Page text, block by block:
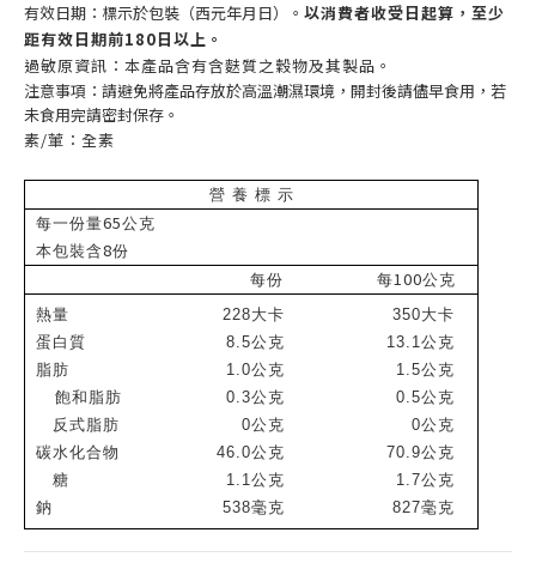
有效日期：標示於包裝（西元年月日）。 以消費者收受日起算，至少
距有效日期前180日以上。
過敏原資訊：本產品含有含麩質之穀物及其製品。
注意事項：請避免將產品存放於高溫潮濕環境，開封後請儘早食用，若
未食用完請密封保存。
素/葷：全素
營 養 標 示
每一份量65公克
本包裝含8份
每份
每100公克
熱量
蛋白質
脂肪
飽和脂肪
反式脂肪
碳水化合物
糖
鈉
228大卡
8.5公克
1.0公克
0.3公克
0公克
46.0公克
1.1公克
538毫克
350大卡
13.1公克
1.5公克
0.5公克
0公克
70.9公克
1.7公克
827毫克